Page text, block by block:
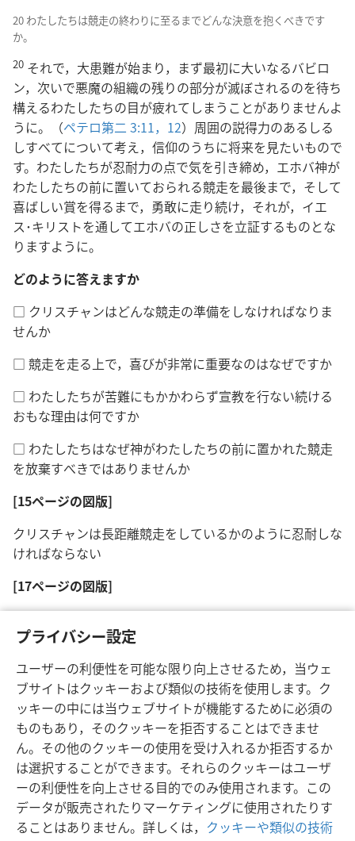
プライバシー設定
ユーザーの利便性を可能な限り向上させるため，当ウェ
ブサイトはクッキーおよび類似の技術を使用します。ク
ッキーの中には当ウェブサイトが機能するために必須の
ものもあり，そのクッキーを拒否することはできませ
ん。その他のクッキーの使用を受け入れるか拒否するか
は選択することができます。それらのクッキーはユーザ
ーの利便性を向上させる目的でのみ使用されます。この
データが販売されたりマーケティングに使用されたりす
ることはありません。詳しくは， クッキーや類似の技術
20 わたしたちは競走の終わりに至るまでどんな決意を抱くべきです
か。
20 それで，大患難が始まり，まず最初に大いなるバビロ
ン，次いで悪魔の組織の残りの部分が滅ぼされるのを待ち
構えるわたしたちの目が疲れてしまうことがありませんよ
うに。（ペテロ第二 3:11，12）周囲の説得力のあるしる
しすべてについて考え，信仰のうちに将来を見たいもので
す。わたしたちが忍耐力の点で気を引き締め，エホバ神が
わたしたちの前に置いておられる競走を最後まで，そして
喜ばしい賞を得るまで，勇敢に走り続け，それが，イエ
ス･キリストを通してエホバの正しさを立証するものとな
りますように。
どのように答えますか
□ クリスチャンはどんな競走の準備をしなければなりま
せんか
□ 競走を走る上で，喜びが非常に重要なのはなぜですか
□ わたしたちが苦難にもかかわらず宣教を行ない続ける
おもな理由は何ですか
□ わたしたちはなぜ神がわたしたちの前に置かれた競走
を放棄すべきではありませんか
[15ページの図版]
クリスチャンは長距離競走をしているかのように忍耐しな
ければならない
[17ページの図版]
ればならない
日本語 シェアする 設定
Copyright © 2026 Watch Tower Bible and Tract Society of Pennsylvania
利用規約
プライバシーに関する方針 プライバシー設定
JW.ORG
ログイン